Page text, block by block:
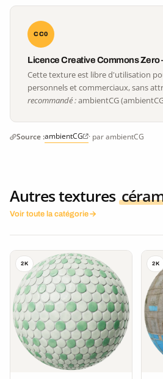
CC0
Licence Creative Commons
Cette texture est libre d'utilisation
personnels et commerciaux, sans
recommandé :ambientCG
Source :ambientCG · par ambientCG
Autres textures
Voir toute la catégorie
2K 2K